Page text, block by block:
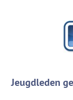
Jeugdleden